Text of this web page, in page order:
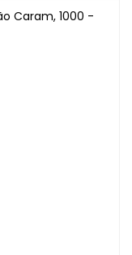
Caram, 1000 -